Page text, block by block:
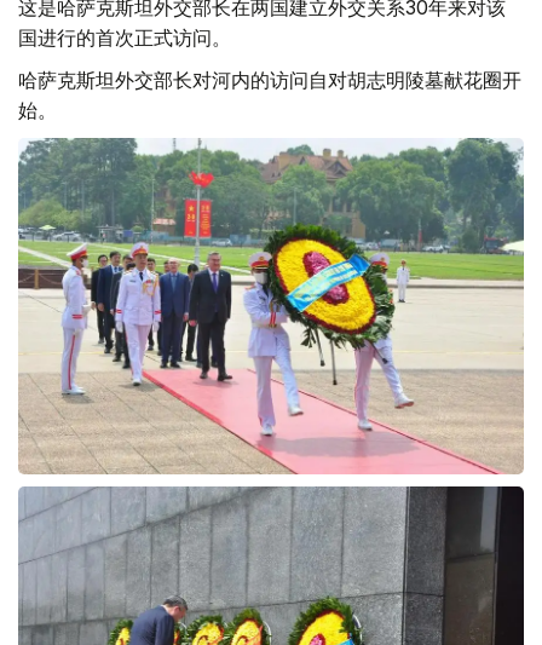
这是哈萨克斯坦外交部长在两国建立外交关系30年来对该
国进行的首次正式访问。
哈萨克斯坦外交部长对河内的访问自对胡志明陵墓献花圈开
始。